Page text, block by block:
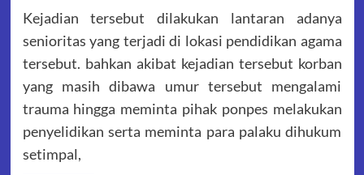
Kejadian tersebut dilakukan lantaran adanya
senioritas yang terjadi di lokasi pendidikan agama
tersebut. bahkan akibat kejadian tersebut korban
yang masih dibawa umur tersebut mengalami
trauma hingga meminta pihak ponpes melakukan
penyelidikan serta meminta para palaku dihukum
setimpal,